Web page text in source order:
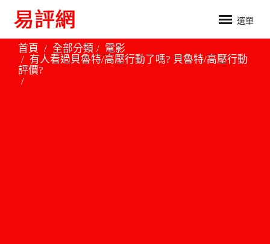
選單
首頁 全部分類
電影
有人看過貝魯特/高壓行動了嗎? 貝魯特/高壓行動
評價?